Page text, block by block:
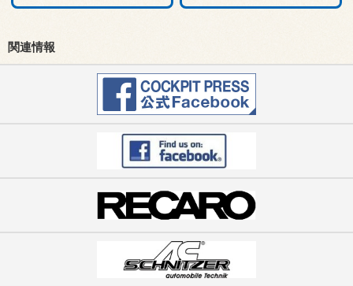
関連情報